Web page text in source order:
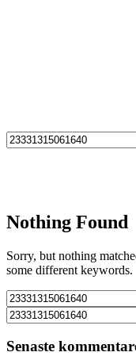
Nothing Found
Sorry, but nothing
some different keywords.
Senaste